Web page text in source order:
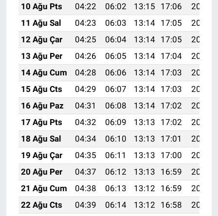
10 Ağu Pts
04:22 06:02 13:15 17:06
20:18
11 Ağu Sal
04:23 06:03 13:14 17:05
20:16
12 Ağu Çar
04:25 06:04 13:14 17:05
20:15
13 Ağu Per
04:26 06:05 13:14 17:04
20:14
14 Ağu Cum
04:28 06:06 13:14 17:03
20:12
15 Ağu Cts
04:29 06:07 13:14 17:03
20:11
16 Ağu Paz
04:31 06:08 13:14 17:02
20:10
17 Ağu Pts
04:32 06:09 13:13 17:02
20:08
18 Ağu Sal
04:34 06:10 13:13 17:01
20:07
19 Ağu Çar
04:35 06:11 13:13 17:00
20:05
20 Ağu Per
04:37 06:12 13:13 16:59
20:04
21 Ağu Cum
04:38 06:13 13:12 16:59
20:02
22 Ağu Cts
04:39 06:14 13:12 16:58
20:01